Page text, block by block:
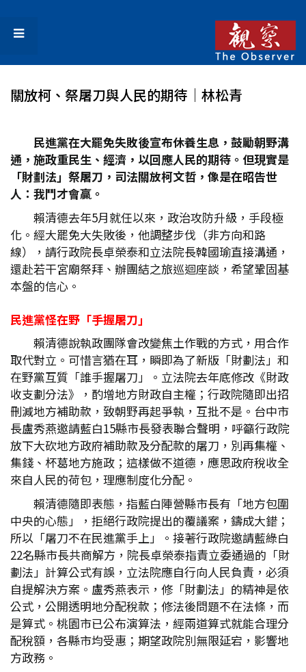
關放柯、祭屠刀與人民的期待│林松青
民進黨在大罷免失敗後宣布休養生息，鼓勵朝野溝
通，施政重民生、經濟，以回應人民的期待。但現實是
「財劃法」祭屠刀，司法關放柯文哲，像是在昭告世
人：我鬥才會贏。
賴清德去年5月就任以來，政治攻防升級，手段極
化。經大罷免大失敗後，他調整步伐（非方向和路
線），請行政院長卓榮泰和立法院長韓國瑜直接溝通，
還赴若干宮廟祭拜、辦團結之旅巡迴座談，希望鞏固基
本盤的信心。
民進黨怪在野「手握屠刀」
賴清德說執政團隊會改變焦土作戰的方式，用合作
取代對立。可惜言猶在耳，瞬即為了新版「財劃法」和
在野黨互質「誰手握屠刀」。立法院去年底修改《財政
收支劃分法》，酌增地方財政自主權；行政院隨即出招
刪減地方補助款，致朝野再起爭執，互批不是。台中市
長盧秀燕邀請藍白15縣市長發表聯合聲明，呼籲行政院
放下大砍地方政府補助款及分配款的屠刀，別再集權、
集錢、杯葛地方施政；這樣做不道德，應思政府稅收全
來自人民的荷包，理應制度化分配。
賴清德隨即表態，指藍白陣營縣市長有「地方包圍
中央的心態」，拒絕行政院提出的覆議案，鑄成大錯；
所以「屠刀不在民進黨手上」。接著行政院邀請藍綠白
22名縣市長共商解方，院長卓榮泰指責立委通過的「財
劃法」計算公式有誤，立法院應自行向人民負責，必須
自提解決方案。盧秀燕表示，修「財劃法」的精神是依
公式，公開透明地分配稅款；修法後問題不在法條，而
是算式。桃園市已公布演算法，經兩道算式就能合理分
配稅額，各縣市均受惠；期望政院別無限延宕，影響地
方政務。